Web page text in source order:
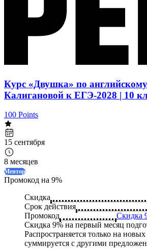
Курс «Двушка» по
Калигановой к ЕГЭ-2028 | 10
100 Points
15 сентября
8 месяцев
Ментор
Промокод на 9%
Скидка
Срок действия
Промокод
Скидка
Скидка 9% на первый месяц
Распространяется только на
суммируется с другими